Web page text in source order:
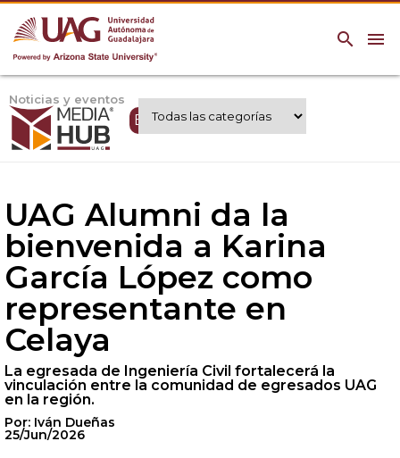
menu
search
Noticias y eventos
Expertos UAG
UAG Alumni da la
bienvenida a Karina
García López como
representante en
Celaya
La egresada de Ingeniería Civil fortalecerá la
vinculación entre la comunidad de egresados UAG
en la región.
Por: Iván Dueñas
25/Jun/2026